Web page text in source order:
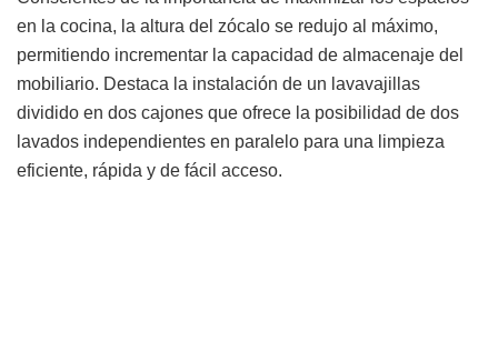
en la cocina, la altura del zócalo se redujo al máximo,
permitiendo incrementar la capacidad de almacenaje del
mobiliario. Destaca la instalación de un lavavajillas
dividido en dos cajones que ofrece la posibilidad de dos
lavados independientes en paralelo para una limpieza
eficiente, rápida y de fácil acceso.